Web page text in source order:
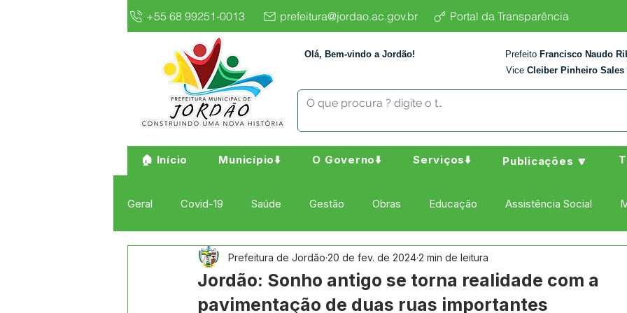
+55 68 99251-0013 prefeitura@jordao.ac.gov.br Portal da Transparência
Olá, Bem-vindo a Jordão! Prefeito Francisco Naudo
Vice Cleiber Pinheiro Sales
🏠 Início Município⬇️ O Governo⬇️ Serviços⬇️ Publicações 🔽
Geral Covid-19 Saúde Gestão Obras Educação Assistência Social
Institucional e Governo Cultura Esporte e Lazer Administração e Finanças
Jordão: Sonho antigo se torna realidade com a
pavimentação de duas ruas importantes
Prefeitura de Jordão 20 de fev. de 20242 min de leitura